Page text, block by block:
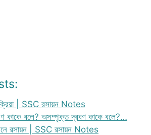
| SSC রসায়ন Notes
কাকে বলে? অসম্পৃক্ত দ্রবণ কাকে বলে?…
রসায়ন | SSC রসায়ন Notes